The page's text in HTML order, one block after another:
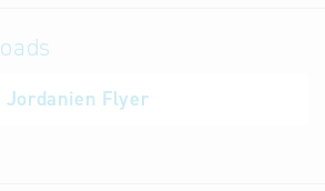
Entscheidungsträgern
in diesem Fall in Form von
Jordanien Flyer